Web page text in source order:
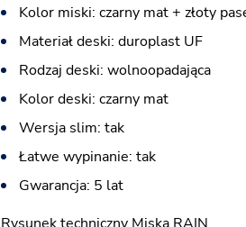
Kolor miski: czarny mat + złoty
Materiał deski: duroplast UF
Rodzaj deski: wolnoopadająca
Kolor deski: czarny mat
Wersja slim: tak
Łatwe wypinanie: tak
Gwarancja: 5 lat